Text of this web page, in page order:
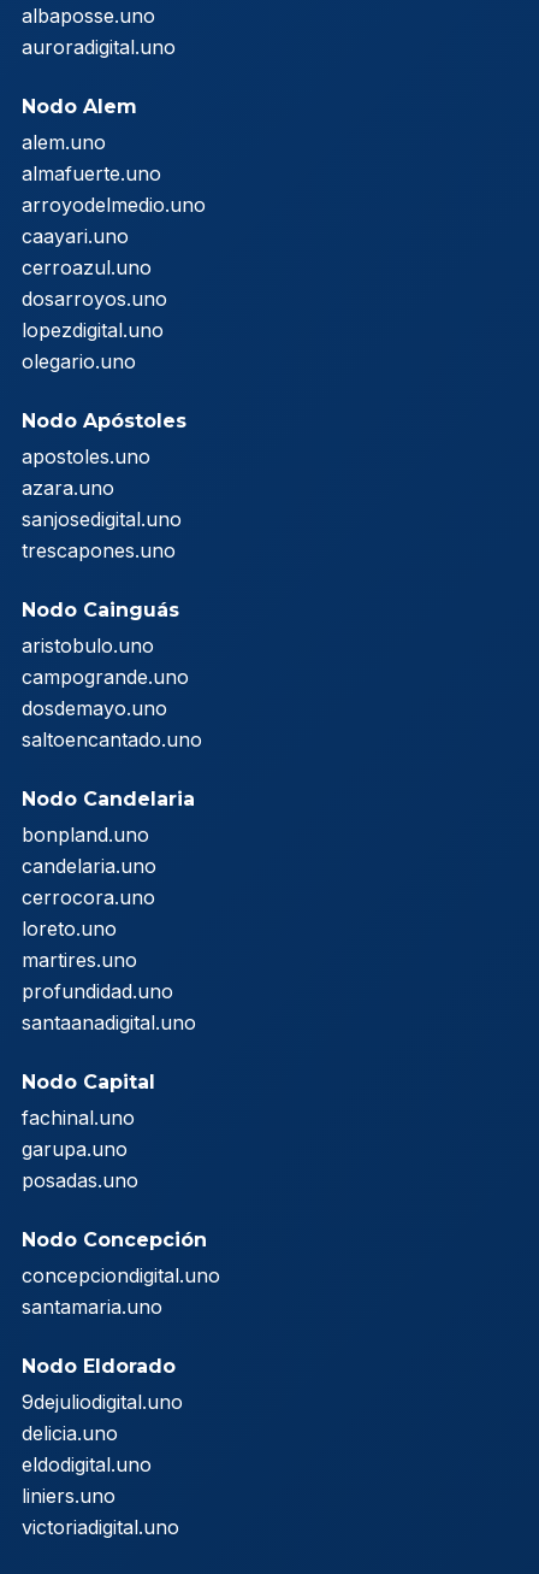
albaposse.uno
auroradigital.uno
Nodo Alem
alem.uno
almafuerte.uno
arroyodelmedio.uno
caayari.uno
cerroazul.uno
dosarroyos.uno
lopezdigital.uno
olegario.uno
Nodo Apóstoles
apostoles.uno
azara.uno
sanjosedigital.uno
trescapones.uno
Nodo Cainguás
aristobulo.uno
campogrande.uno
dosdemayo.uno
saltoencantado.uno
Nodo Candelaria
bonpland.uno
candelaria.uno
cerrocora.uno
loreto.uno
martires.uno
profundidad.uno
santaanadigital.uno
Nodo Capital
fachinal.uno
garupa.uno
posadas.uno
Nodo Concepción
concepciondigital.uno
santamaria.uno
Nodo Eldorado
9dejuliodigital.uno
delicia.uno
eldodigital.uno
liniers.uno
victoriadigital.uno